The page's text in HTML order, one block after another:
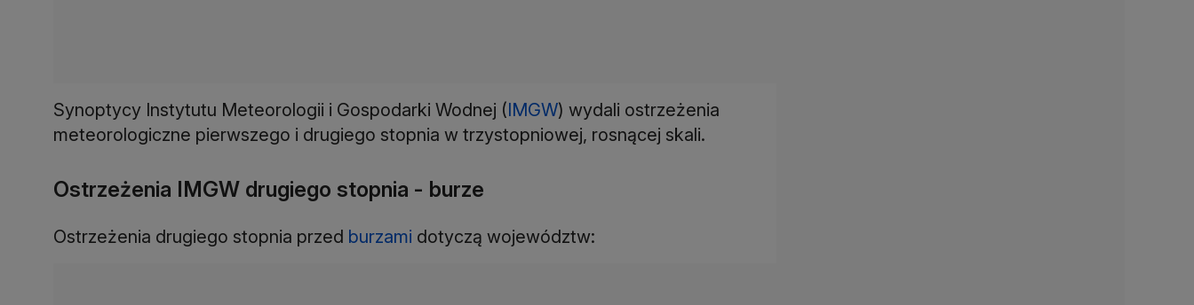
Synoptycy Instytutu Meteorologii i Gospodarki Wodnej (IMGW) wydali ostrzeżenia
meteorologiczne pierwszego i drugiego stopnia w trzystopniowej, rosnącej skali.
Ostrzeżenia IMGW drugiego stopnia - burze
Ostrzeżenia drugiego stopnia przed burzami dotyczą województw: